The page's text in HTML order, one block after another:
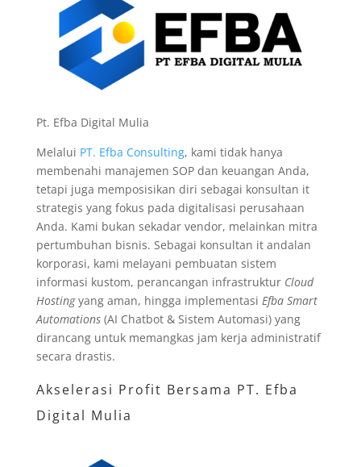
Pt. Efba Digital Mulia
Melalui PT. Efba Consulting, kami tidak hanya
membenahi manajemen SOP dan keuangan Anda,
tetapi juga memposisikan diri sebagai konsultan it
strategis yang fokus pada digitalisasi perusahaan
Anda. Kami bukan sekadar vendor, melainkan mitra
pertumbuhan bisnis. Sebagai konsultan it andalan
korporasi, kami melayani pembuatan sistem
informasi kustom, perancangan infrastruktur Cloud
Hostingyang aman, hingga implementasi Efba Smart
Automations(AI Chatbot & Sistem Automasi) yang
dirancang untuk memangkas jam kerja administratif
secara drastis.
Akselerasi Profit Bersama PT. Efba
Digital Mulia